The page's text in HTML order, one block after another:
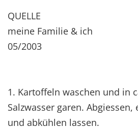
QUELLE
meine Familie & ich
05/2003
1. Kartoffeln waschen und in
Salzwasser garen.
und abkühlen lassen.